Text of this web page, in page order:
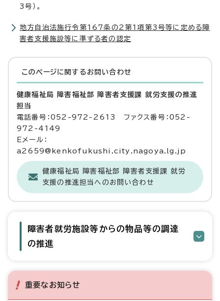
3号）。
地方自治法施行令第167条の2第1項第3号等に定める障
害者支援施設等に準ずる者の認定
このページに関する お問い合わせ
健康福祉局 障害福祉部 障害者支援課 就労支援の推進
担当
電話番号：052-972-2613 ファクス番号：052-
972-4149
Eメール：
a2659@kenkofukushi.city.nagoya.lg.jp
健康福祉局 障害福祉部 障害者支援課 就労
支援の推進担当へのお問い合わせ
障害者就労施設等からの物品等の調達
の推進
重要なお知らせ